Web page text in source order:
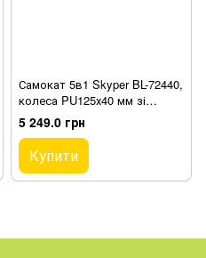
Самокат 5в1 Skyper BL-72440,
колеса PU125х40 мм зі
світлом, з капюшоном,
поворотне сидіння
5 249.0 грн
Купити